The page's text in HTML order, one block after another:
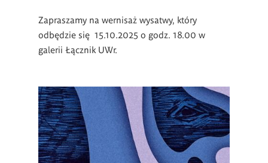
Zapraszamy na wernisaż wysatwy, który
odbędzie się 15.10.2025 o godz. 18.00 w
galerii Łącznik UWr.